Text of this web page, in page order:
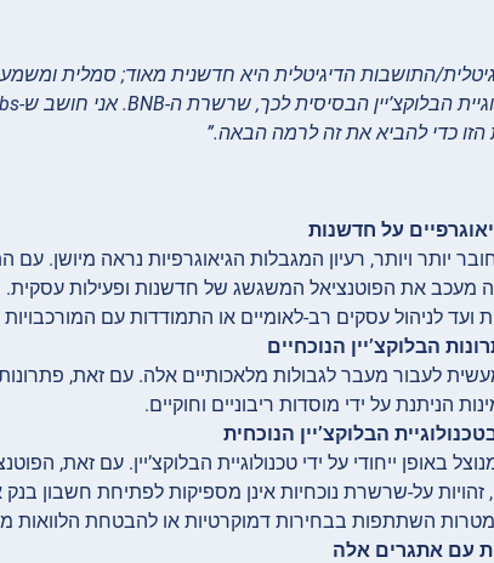
התושבות הדיגיטלית היא חדשנית מאוד; סמלית
כדי להביא את זה לרמה הבאה.”
יותר ויותר, רעיון המגבלות הגיאוגרפיות נראה מיושן.
מעכב את הפוטנציאל המשגשג של חדשנות ופעילות
לניהול עסקים רב-לאומיים או התמודדות עם המורכבויות
מעשית לעבור מעבר לגבולות מלאכותיים אלה. עם זאת,
הניתנת על ידי מוסדות ריבוניים וחוקיים.
באופן ייחודי על ידי טכנולוגיית הבלוקצ’יין. עם זאת,
השתתפות בבחירות דמוקרטיות או להבטחת הלוואות